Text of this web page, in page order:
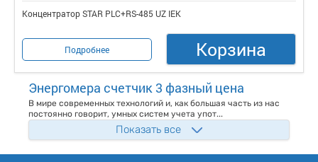
Концентратор STAR PLC+RS-485 UZ IEK
Подробнее Корзина
Энергомера счетчик 3 фазный цена
В мире современных технологий и, как большая часть из нас
постоянно говорит, умных систем учета упот...
Показать все